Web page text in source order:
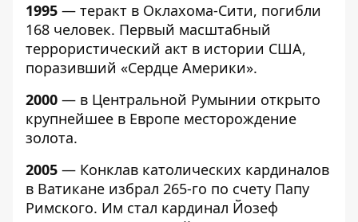
1995 — теракт в Оклахома-Сити, погибли
168 человек. Первый масштабный
террористический акт в истории США,
поразивший «Сердце Америки».
2000 — в Центральной Румынии открыто
крупнейшее в Европе месторождение
золота.
2005 — Конклав католических кардиналов
в Ватикане избрал 265-го по счету Папу
Римского. Им стал кардинал Йозеф